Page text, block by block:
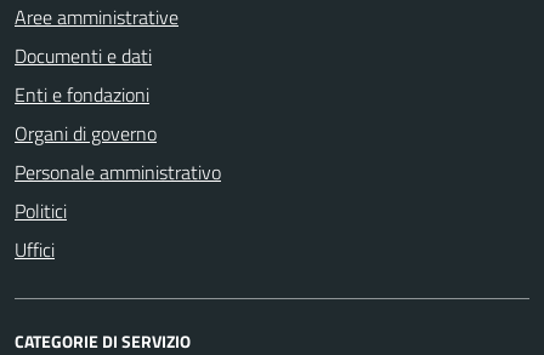
Aree amministrative
Documenti e dati
Enti e fondazioni
Organi di governo
Personale amministrativo
Politici
Uffici
CATEGORIE DI SERVIZIO